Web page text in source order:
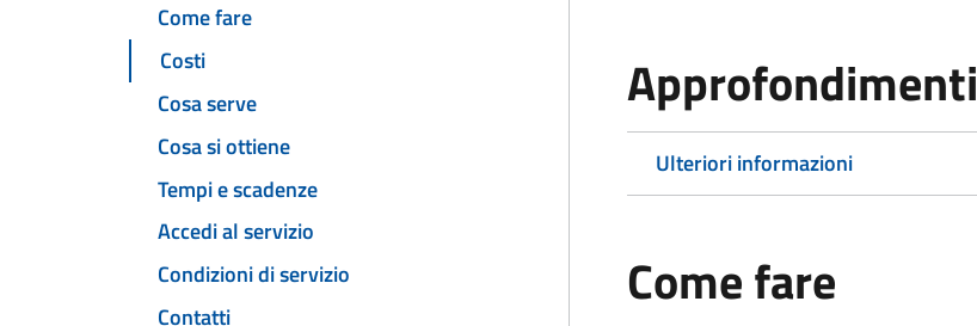
Come fare
Costi
Cosa serve
Cosa si ottiene
Tempi e scadenze
Accedi al servizio
Condizioni di servizio
Contatti
Approfondimenti
Ulteriori informazioni
Come fare